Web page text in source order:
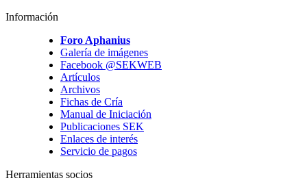
Información
Foro Aphanius
Galería de imágenes
Facebook @SEKWEB
Artículos
Archivos
Fichas de Cría
Manual de Iniciación
Publicaciones SEK
Enlaces de interés
Servicio de pagos
Herramientas socios